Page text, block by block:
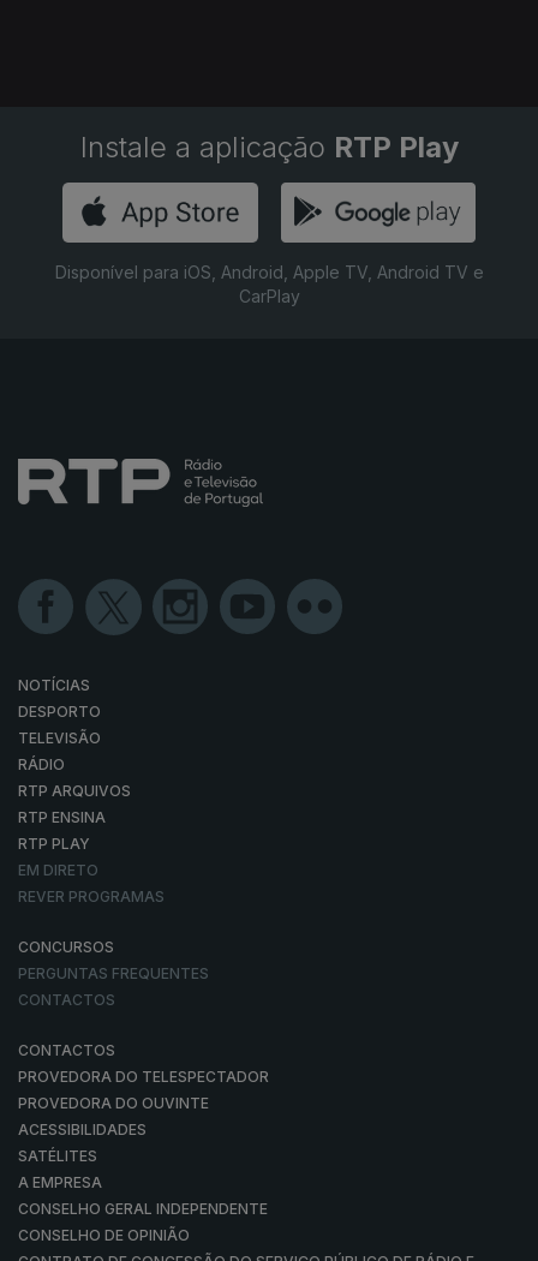
Instale a aplicação RTP Play
Disponível para iOS, Android, Apple TV, Android TV e
CarPlay
NOTÍCIAS
DESPORTO
TELEVISÃO
RÁDIO
RTP ARQUIVOS
RTP ENSINA
RTP PLAY
EM DIRETO
REVER PROGRAMAS
CONCURSOS
PERGUNTAS FREQUENTES
CONTACTOS
CONTACTOS
PROVEDORA DO TELESPECTADOR
PROVEDORA DO OUVINTE
ACESSIBILIDADES
SATÉLITES
A EMPRESA
CONSELHO GERAL INDEPENDENTE
CONSELHO DE OPINIÃO